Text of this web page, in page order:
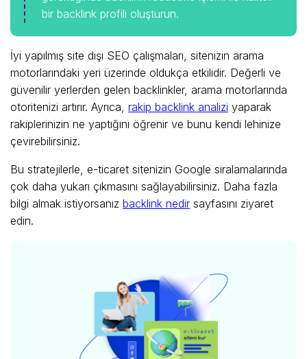
bir backlink profili oluşturun.
İyi yapılmış site dışı SEO çalışmaları, sitenizin arama
motorlarındaki yeri üzerinde oldukça etkilidir. Değerli ve
güvenilir yerlerden gelen backlinkler, arama motorlarında
otoritenizi artırır. Ayrıca, rakip backlink analizi yaparak
rakiplerinizin ne yaptığını öğrenir ve bunu kendi lehinize
çevirebilirsiniz.
Bu stratejilerle, e-ticaret sitenizin Google sıralamalarında
çok daha yukarı çıkmasını sağlayabilirsiniz. Daha fazla
bilgi almak istiyorsanız backlink nedir sayfasını ziyaret
edin.